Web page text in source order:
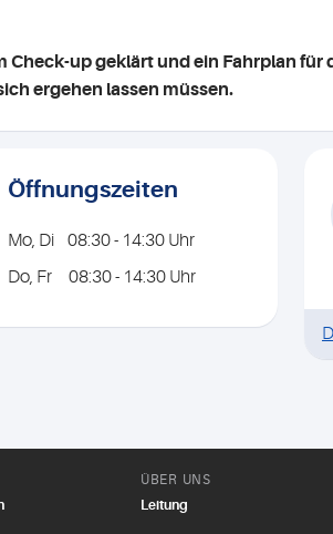
up geklärt und ein Fahrplan für
ergehen lassen müssen.
Öffnungszeiten
Mo, Di 08:30 - 14:30 Uhr
Do, Fr 08:30 - 14:30 Uhr
ÜBER UNS
Leitung